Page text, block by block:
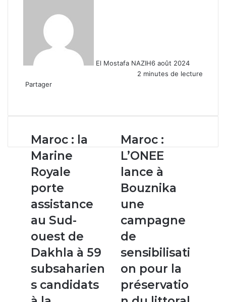
El Mostafa NAZIH6 août 2024
2 minutes de lecture
Partager
email
Maroc
:
la
Marine
Royale
porte
assistance
au
Sud-
de
Dakhla
59
subsahariens
candidats
Maroc : la
Marine
Royale
porte
assistance
au Sud-
ouest de
Dakhla à 59
subsaharien
s candidats
Maroc :
L’ONEE
lance
à
Bouznika
une
de
sensibilisation
pour
la
préservation
littoral
Maroc :
L’ONEE
lance à
Bouznika
une
campagne
de
sensibilisati
on pour la
préservatio